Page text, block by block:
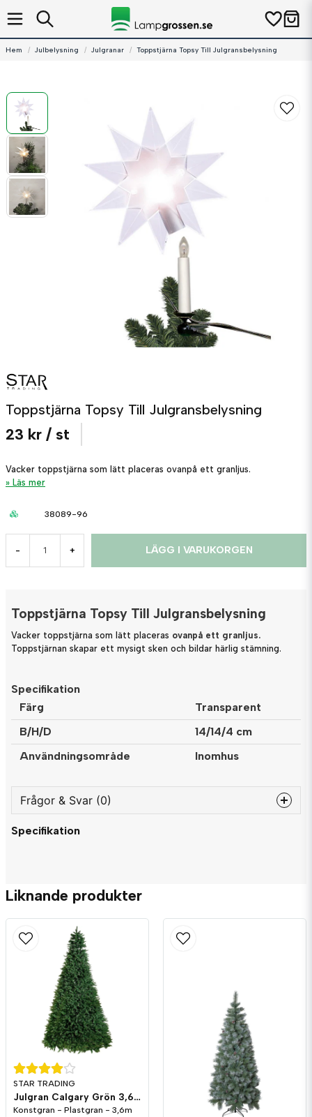
Hem Julbelysning Julgranar Toppstjärna Topsy Till Julgransbelysning
Toppstjärna Topsy Till Julgransbelysning
23 kr / st
Vacker toppstjärna som lätt placeras ovanpå ett granljus.
Läs mer
38089-96
- + LÄGG I VARUKORGEN
Toppstjärna Topsy Till Julgransbelysning
Vacker toppstjärna som lätt placeras ovanpå ett granljus.
Toppstjärnan skapar ett mysigt sken och bildar härlig stämning.
Specifikation
Färg
Transparent
B/H/D
14/14/4 cm
Användningsområde
Inomhus
Frågor & Svar (0)
question
Namn
email
Mejladress
Ja, ni får publicera min fråga
Specifikation
Liknande produkter
STAR TRADING
Julgran Calgary Grön 3,6m
Konstgran - Plastgran - 3,6m